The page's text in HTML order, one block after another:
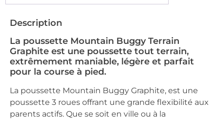
Description
La poussette Mountain Buggy Terrain
Graphite est une poussette tout terrain,
extrêmement maniable, légère et parfait
pour la course à pied.
La poussette Mountain Buggy Graphite, est une
poussette 3 roues offrant une grande flexibilité aux
parents actifs. Que se soit en ville ou à la